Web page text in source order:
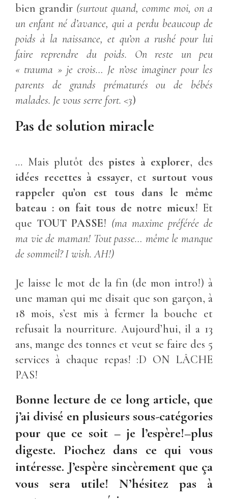
bien grandir (surtout quand, comme moi, on a
un enfant né d’avance, qui a perdu beaucoup de
poids à la naissance, et qu’on a rushé pour lui
faire reprendre du poids. On reste un peu
« trauma » je crois… Je n’ose imaginer pour les
parents de grands prématurés ou de bébés
malades. Je vous serre fort. <3)
Pas de solution miracle
… Mais plutôt despistes à explorer, des
idées recettes à essayer, et surtout vous
rappeler qu’on est tous dans le même
bateau : on fait tous de notre mieux! Et
que TOUT PASSE! (ma maxime préférée de
ma vie de maman! Tout passe… même le manque
de sommeil? I wish. AH!)
Je laisse le mot de la fin (de mon intro!) à
une maman qui me disait que son garçon, à
18 mois, s’est mis à fermer la bouche et
refusait la nourriture. Aujourd’hui, il a 13
ans, mange des tonnes et veut se faire des 5
services à chaque repas! :D ON LÂCHE
PAS!
Bonne lecture de ce long article, que
j’ai divisé en plusieurs sous-catégories
pour que ce soit – je l’espère!–plus
digeste. Piochez dans ce qui vous
intéresse. J’espère sincèrement que ça
vous sera utile! N’hésitez pas à